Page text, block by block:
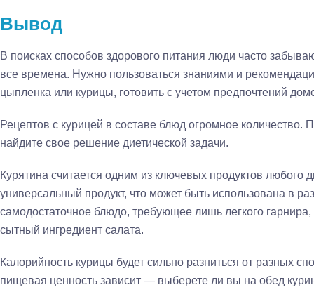
Вывод
В поисках способов здорового питания люди часто
все времена. Нужно пользоваться знаниями и
цыпленка или курицы, готовить с учетом предпочтений
Рецептов с курицей в составе блюд огромное количество.
найдите свое решение диетической задачи.
Курятина считается одним из ключевых продуктов любого
универсальный продукт, что может быть использована в
самодостаточное блюдо, требующее лишь легкого гарнира,
сытный ингредиент салата.
Калорийность курицы будет сильно разниться от разных
пищевая ценность зависит — выберете ли вы на обед